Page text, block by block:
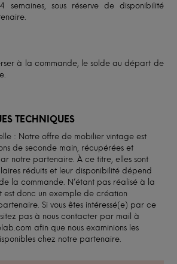
semaines, sous réserve de disponibilité
à la commande, le solde au départ de
TECHNIQUES
: Notre offre de mobilier vintage est
de seconde main, récupérées et
notre partenaire. À ce titre, elles sont
réduits et leur disponibilité dépend
la commande. N’étant pas réalisé à la
donc un exemple de création
Si vous êtes intéressé(e) par ce
pas à nous contacter par mail à
afin que nous examinions les
chez notre partenaire.